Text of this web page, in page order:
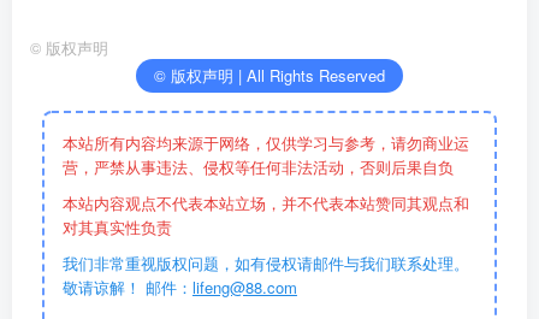
© 版权声明
© 版权声明 | All Rights Reserved
本站所有内容均来源于网络，仅供学习与参考，请勿商业运
营，严禁从事违法、侵权等任何非法活动，否则后果自负
本站内容观点不代表本站立场，并不代表本站赞同其观点和
对其真实性负责
我们非常重视版权问题，如有侵权请邮件与我们联系处理。
敬请谅解！ 邮件： lifeng@88.com